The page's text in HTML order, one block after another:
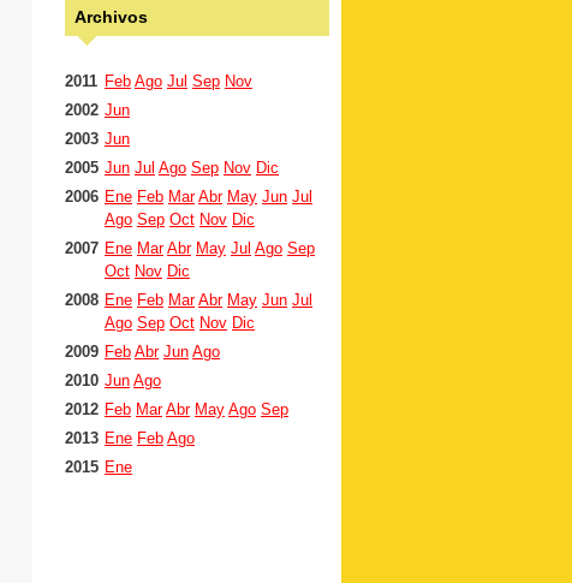
Archivos
2011 Feb Ago Jul Sep Nov
2002 Jun
2003 Jun
2005 Jun Jul Ago Sep Nov Dic
2006 Ene Feb Mar Abr May Jun Jul
Ago Sep Oct Nov Dic
2007 Ene Mar Abr May Jul Ago Sep
Oct Nov Dic
2008 Ene Feb Mar Abr May Jun Jul
Ago Sep Oct Nov Dic
2009 Feb Abr Jun Ago
2010 Jun Ago
2012 Feb Mar Abr May Ago Sep
2013 Ene Feb Ago
2015 Ene